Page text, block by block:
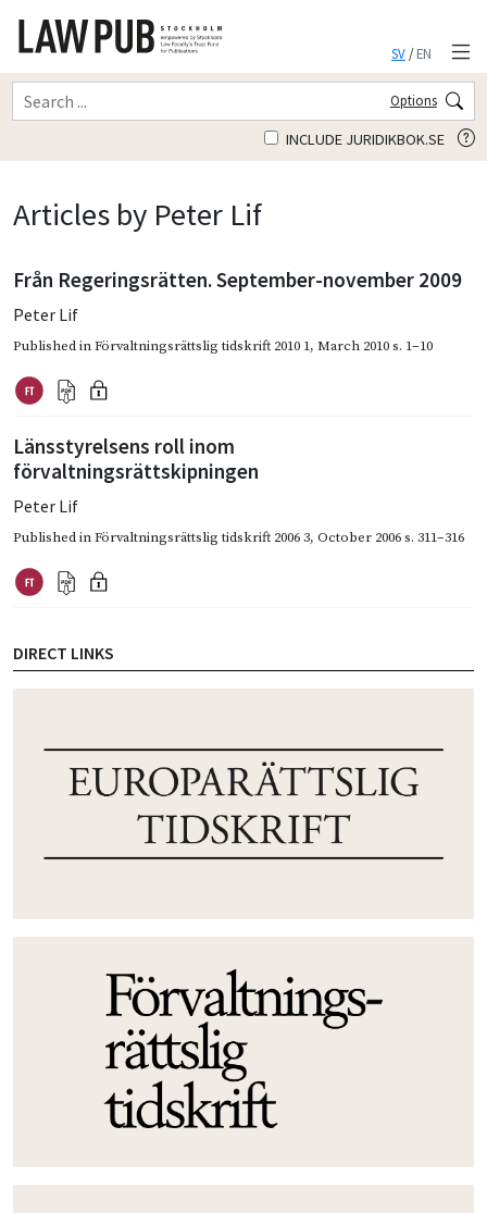
SV/EN
Options
INCLUDE JURIDIKBOK.SE
Articles by Peter Lif
Från Regeringsrätten. September-november 2009
Peter Lif
Published inFörvaltningsrättslig tidskrift 2010 1, March 2010s. 1–10
Länsstyrelsens roll inom
förvaltningsrättskipningen
Peter Lif
Published inFörvaltningsrättslig tidskrift 2006 3, October 2006s. 311–316
DIRECT LINKS